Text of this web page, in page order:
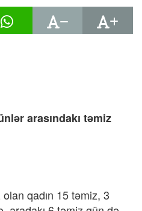
arasındakı təmiz
qadın 15 təmiz, 3